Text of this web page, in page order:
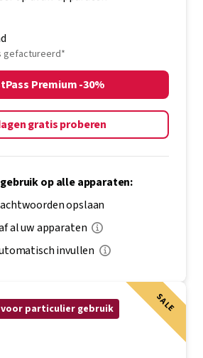
voor veilig
op al uw apparaten
gefactureerd*
Premium -30%
gratis proberen
SALE
particulier gebruik